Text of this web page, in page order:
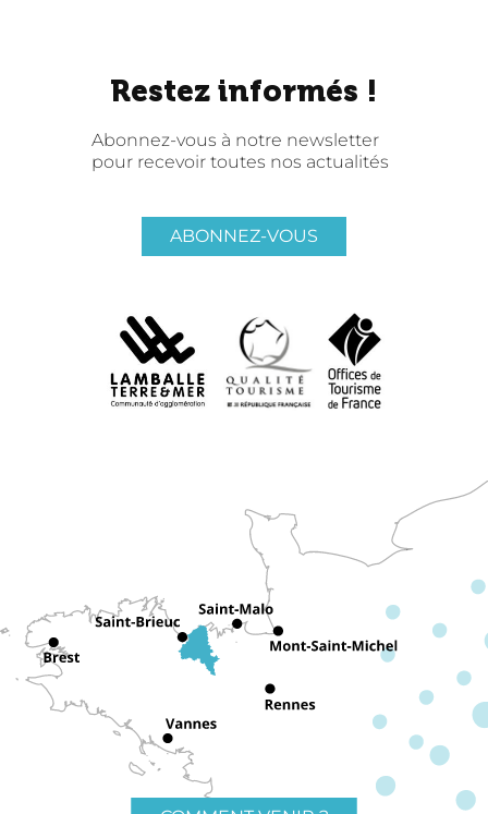
Restez informés !
Abonnez-vous à notre newsletter
pour recevoir toutes nos actualités
ABONNEZ-VOUS